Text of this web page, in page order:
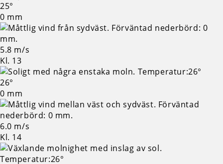
25°
0 mm
5.8 m/s
Kl. 13
26°
0 mm
6.0 m/s
Kl. 14